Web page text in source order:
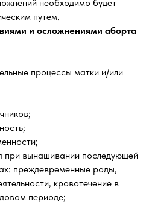
необходимо будет
путем.
и осложнениями аборта
процессы матки и/или
при вынашивании последующей
преждевременные роды,
кровотечение в
периоде;